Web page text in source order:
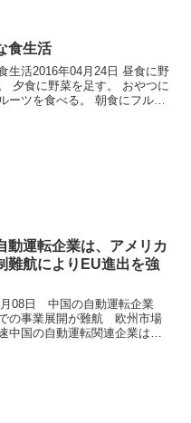
食生活
生活2016年04月24日 昼食に野
夕食に野菜を足す。 おやつに
ーツを食べる。 朝食にフルー
動運転企業は、アメリカ
難航によりEU進出を強
月08日 中国の自動運転企業
の事業展開が難航 欧州市場
中国の自動運転関連企業は、